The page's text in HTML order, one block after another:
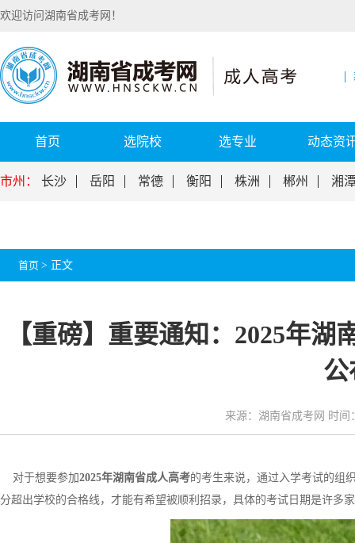
欢迎访问湖南省成考网！
首页 选院校 选专业 动态资
市州： 长沙 岳阳 常德 衡阳 株洲 郴州 湘
首页 > 正文
【重磅】重要通知：2025年
公
来源：湖南省成考网 时间
对于想要参加2025年湖南省成人高考的考生来说，通过入学考试的组
分超出学校的合格线，才能有希望被顺利招录，具体的考试日期是许多